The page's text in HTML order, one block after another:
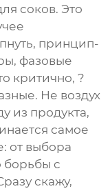
соков. Это
принцип-
фазовые
критично, ?
Не воздух
из продукта,
самое
от выбора
борьбы с
скажу,